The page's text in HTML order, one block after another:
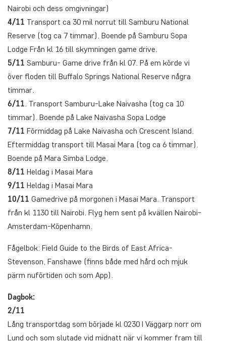
Nairobi och dess omgivningar)
4/11 Transport ca 30 mil norrut till Samburu National
Reserve (tog ca 7 timmar). Boende på Samburu Sopa
Lodge Från kl 16 till skymningen game drive.
5/11 Samburu- Game drive från kl 07. På em körde vi
över floden till Buffalo Springs National Reserve några
timmar.
6/11. Transport Samburu-Lake Naivasha (tog ca 10
timmar). Boende på Lake Naivasha Sopa Lodge
7/11 Förmiddag på Lake Naivasha och Crescent Island.
Eftermiddag transport till Masai Mara (tog ca 6 timmar).
Boende på Mara Simba Lodge.
8/11 Heldag i Masai Mara
9/11 Heldag i Masai Mara
10/11 Gamedrive på morgonen i Masai Mara. Transport
från kl 1130 till Nairobi. Flyg hem sent på kvällen Nairobi-
Amsterdam-Köpenhamn.
Fågelbok: Field Guide to the Birds of East Africa-
Stevenson, Fanshawe (finns både med hård och mjuk
pärm nuförtiden och som App).
Dagbok:
2/11
Lång transportdag som började kl 0230 I Väggarp norr om
Lund och som slutade vid midnatt när vi kommer fram till